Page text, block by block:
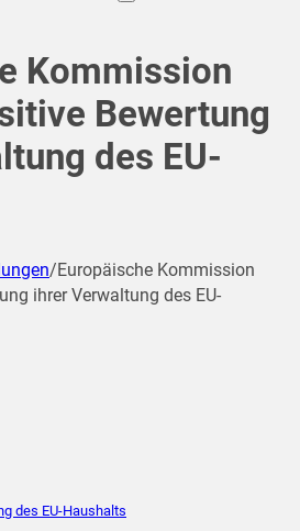
Kommission
Bewertung
des EU-
/Europäische Kommission
ihrer Verwaltung des EU-
des EU-Haushalts